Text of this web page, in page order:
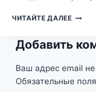
ЧИТАЙТЕ ДАЛЕЕ
К
И
К
Добавить
Ваш адрес email
Обязательные